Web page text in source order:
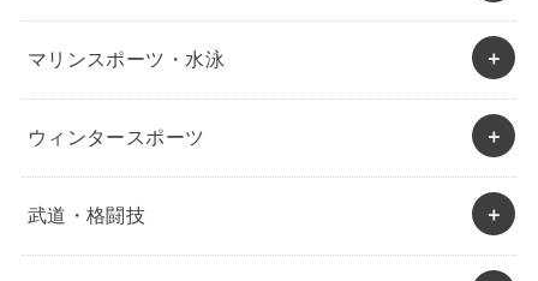
マリンスポーツ・水泳
ウィンタースポーツ
武道・格闘技